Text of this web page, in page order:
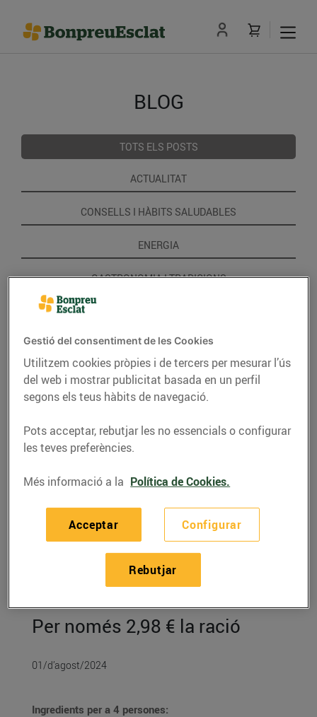
BLOG
TOTS ELS POSTS
ACTUALITAT
CONSELLS I HÀBITS SALUDABLES
ENERGIA
GASTRONOMIA I TRADICIONS
RECEPTES
Crema freda de meló
amb cruixent de pernil
salat
Per només 2,98 € la ració
01/d’agost/2024
Ingredients per a 4 persones:
Gestió del consentiment de les Cookies
Utilitzem cookies pròpies i de tercers per mesurar l’ús
del web i mostrar publicitat basada en un perfil
segons els teus hàbits de navegació.
Pots acceptar, rebutjar les no essencials o configurar
les teves preferències.
Més informació a la Política de Cookies.
Configurar
Rebutjar
Acceptar